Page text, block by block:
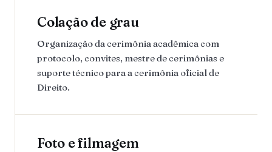
Colação de grau
Organização da cerimônia acadêmica com
protocolo, convites, mestre de cerimônias e
suporte técnico para a cerimônia oficial de
Direito.
Foto e filmagem